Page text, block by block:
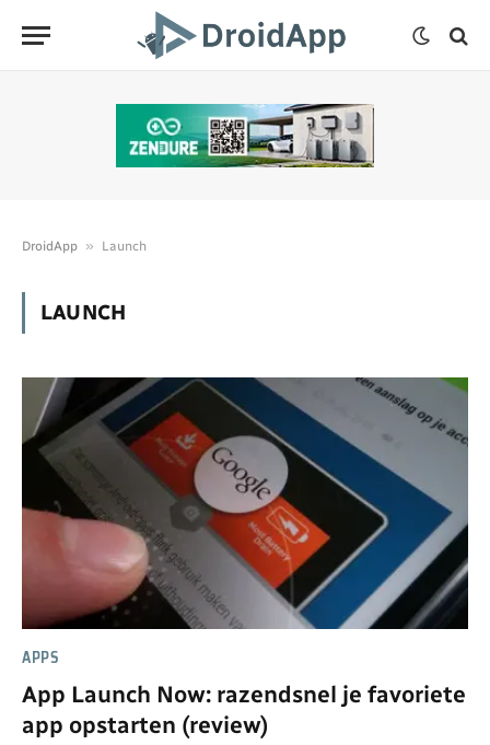
DroidApp » Launch
LAUNCH
APPS
App Launch Now: razendsnel je favoriete
app opstarten (review)